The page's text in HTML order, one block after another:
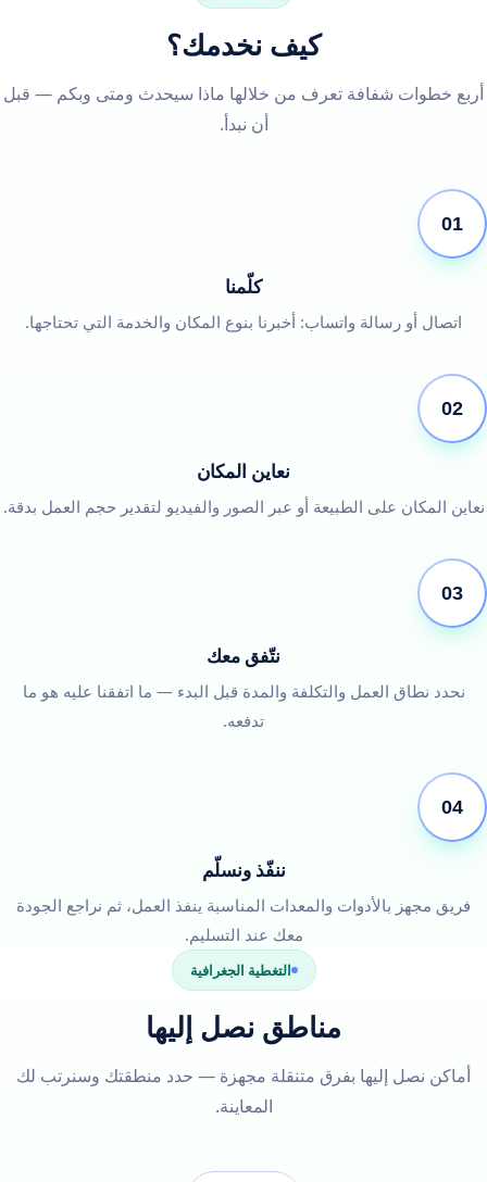
كيف نخدمك؟
أربع خطوات شفافة تعرف من خلالها ماذا سيحدث ومتى وبكم — قبل
أن نبدأ.
01
كلّمنا
اتصال أو رسالة واتساب: أخبرنا بنوع المكان والخدمة التي تحتاجها.
02
نعاين المكان
نعاين المكان على الطبيعة أو عبر الصور والفيديو لتقدير حجم العمل بدقة.
03
نتّفق معك
نحدد نطاق العمل والتكلفة والمدة قبل البدء — ما اتفقنا عليه هو ما
تدفعه.
04
ننفّذ ونسلّم
فريق مجهز بالأدوات والمعدات المناسبة ينفذ العمل، ثم نراجع الجودة
معك عند التسليم.
التغطية الجغرافية
مناطق نصل إليها
أماكن نصل إليها بفرق متنقلة مجهزة — حدد منطقتك وسنرتب لك
المعاينة.